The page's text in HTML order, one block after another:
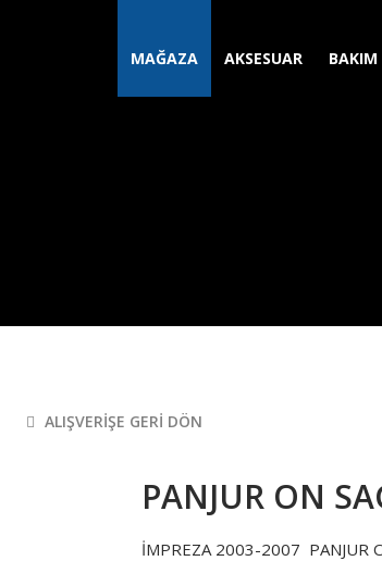
MAĞAZA AKSESUAR BAKIM
ALIŞVERIŞE GERI DÖN
PANJUR ON
İMPREZA 2003-2007 PANJUR